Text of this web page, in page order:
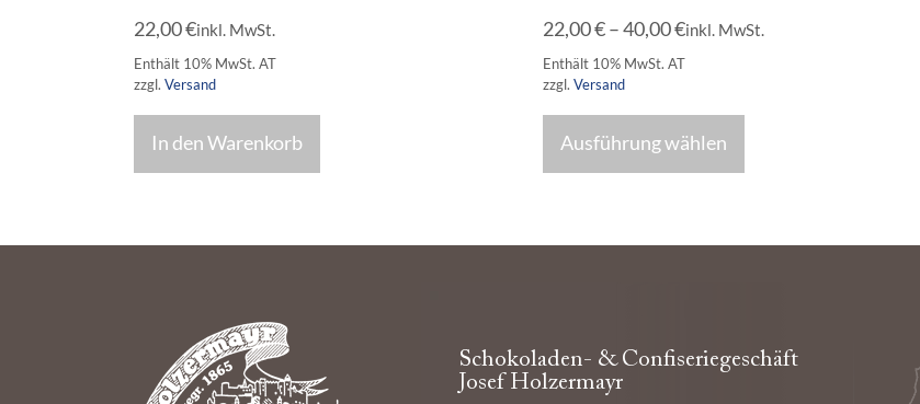
22,00€inkl. MwSt.
Enthält 10% MwSt. AT
zzgl. Versand
In den Warenkorb
22,00€–40,00€inkl. MwSt.
Enthält 10% MwSt. AT
zzgl.Versand
Ausführung wählen
Schokoladen- & Confiseriegeschäft
Josef Holzermayr